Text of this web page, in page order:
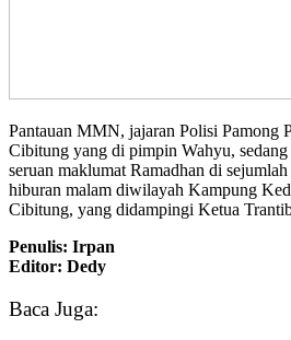
Pantauan MMN, jajaran Polisi Pamong
Cibitung yang di pimpin Wahyu, sedang
seruan maklumat Ramadhan di
hiburan malam diwilayah Kampung
Cibitung, yang didampingi Ketua
Penulis: Irpan
Editor: Dedy
Baca Juga: